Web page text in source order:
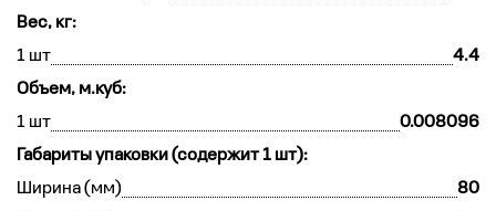
Вес, кг:
1 шт
4.4
Объем, м.куб:
1 шт
0.008096
Габариты упаковки (содержит 1 шт):
Ширина (мм)
80